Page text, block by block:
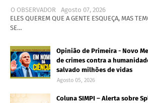
O OBSERVADOR
Agosto 07, 2026
ELES QUEREM QUE A GENTE ESQUEÇA, MAS
SE…
Opinião de Primeira - Novo
de crimes contra a
salvado milhões de vidas
Agosto 05, 2026
Coluna SIMPI – Alerta sobre